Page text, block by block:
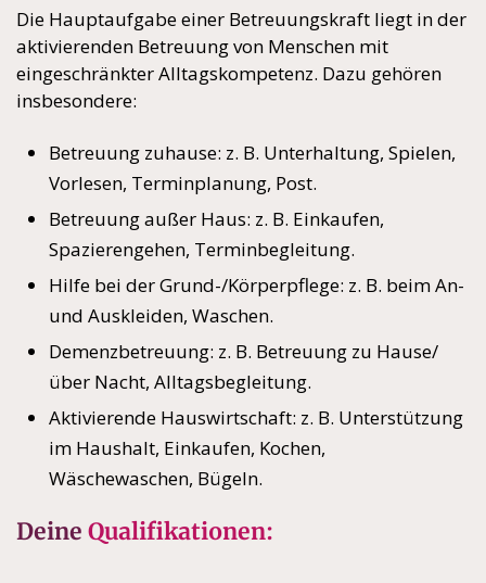
Die Hauptaufgabe einer Betreuungskraft liegt in der
aktivierenden Betreuung von Menschen mit
eingeschränkter Alltagskompetenz. Dazu gehören
insbesondere:
Betreuung zuhause: z. B. Unterhaltung, Spielen,
Vorlesen, Terminplanung, Post.
Betreuung außer Haus: z. B. Einkaufen,
Spazierengehen, Terminbegleitung.
Hilfe bei der Grund-/Körperpflege: z. B. beim An-
und Auskleiden, Waschen.
Demenzbetreuung: z. B. Betreuung zu Hause/
über Nacht, Alltagsbegleitung.
Aktivierende Hauswirtschaft: z. B. Unterstützung
im Haushalt, Einkaufen, Kochen,
Wäschewaschen, Bügeln.
Deine Qualifikationen: